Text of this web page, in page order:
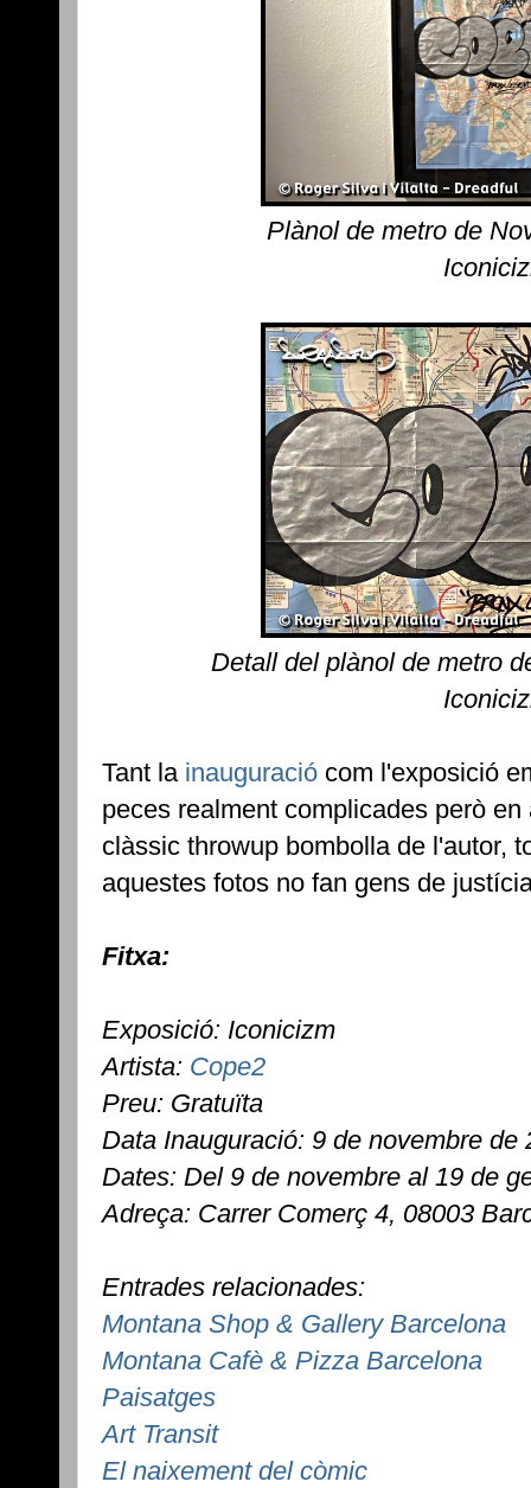
Plànol de metro de
Detall del plànol de metro
Tant la inauguració com l'exposició
peces realment complicades però
clàssic throwup bombolla de l'autor,
aquestes fotos no fan gens de
Fitxa:
Exposició: Iconicizm
Artista: Cope2
Preu: Gratuïta
Data Inauguració: 9 de novembre de
Dates: Del 9 de novembre al 19 de
Adreça: Carrer Comerç 4, 08003
Entrades relacionades:
Montana Shop & Gallery Barcelona
Montana Cafè & Pizza Barcelona
Paisatges
Art Transit
El naixement del còmic